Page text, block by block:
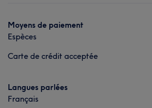
Moyens de paiement
Espèces
Carte de crédit acceptée
Langues parlées
Français